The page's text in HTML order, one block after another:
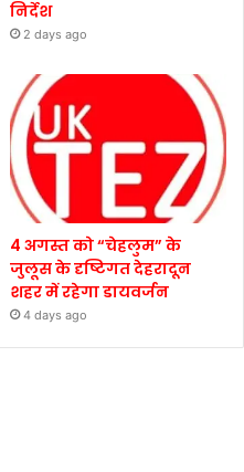
निर्देश
2 days ago
4 अगस्त को “चेहलुम” के
जुलूस के दृष्टिगत देहरादून
शहर में रहेगा डायवर्जन
4 days ago